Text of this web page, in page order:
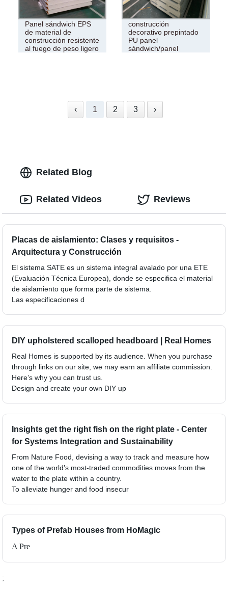
Panel sándwich EPS
de material de
construcción resistente
al fuego de peso ligero
Material de
construcción
decorativo prepintado
PU panel
sándwich/panel
‹ 1 2 3 ›
Related Blog
Placas de aislamiento: Clases y requisitos -
Arquitectura y Construcción
El sistema SATE es un sistema integral avalado por una ETE
(Evaluación Técnica Europea), donde se especifica el material
de aislamiento que forma parte de sistema.
Las especificaciones d
DIY upholstered scalloped headboard | Real Homes
Real Homes is supported by its audience. When you purchase
through links on our site, we may earn an affiliate commission.
Here’s why you can trust us.
Design and create your own DIY up
Insights get the right fish on the right plate - Center
for Systems Integration and Sustainability
From Nature Food, devising a way to track and measure how
one of the world’s most-traded commodities moves from the
water to the plate within a country.
To alleviate hunger and food insecur
Types of Prefab Houses from HoMagic
A Pre
;
Related Videos Reviews